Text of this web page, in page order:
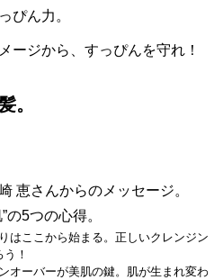
ぴん力。
ージから、すっぴんを守れ！
。
恵さんからのメッセージ。
の5つの心得。
はここから始まる。正しいクレンジン
！
オーバーが美肌の鍵。肌が生まれ変わ